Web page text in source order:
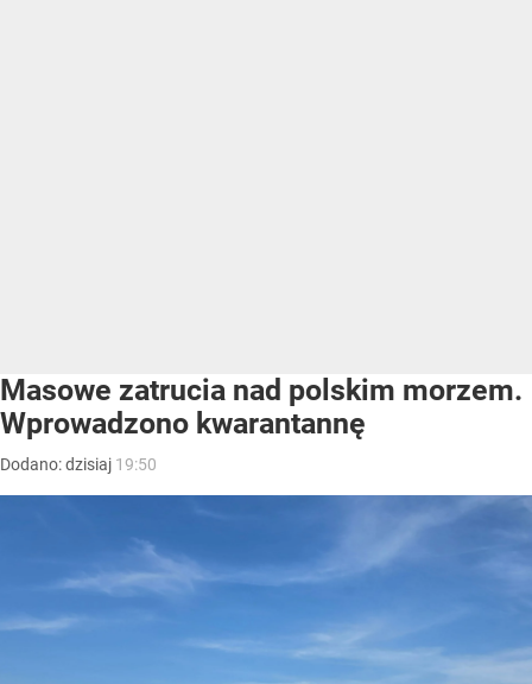
Masowe zatrucia nad polskim morzem.
Wprowadzono kwarantannę
Dodano:dzisiaj 19:50